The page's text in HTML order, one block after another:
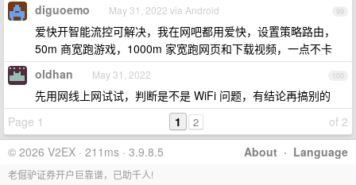
99
diguoemo May 31, 2022 via Android
爱快开智能流控可解决，我在网吧都用爱快，设置策略路由，
50m 商宽跑游戏，1000m 家宽跑网页和下载视频，一点不卡
100
oldhan May 31, 2022
先用网线上网试试，判断是不是 WiFi 问题，有结论再搞别的
Page 1
of 2
1 2
About · Language
© 2026 V2EX · 211ms · 3.9.8.5
老倔驴证券开户巨靠谱，已助千人!